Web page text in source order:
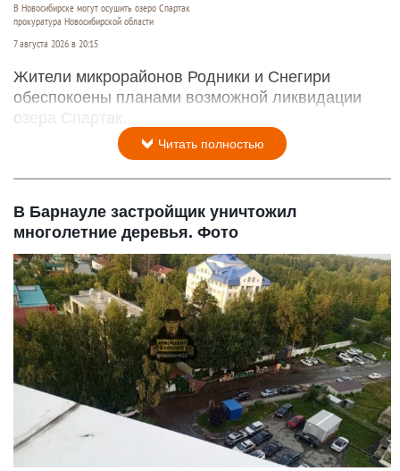
В Новосибирске могут осушить озеро Спартак
прокуратура Новосибирской области
7 августа 2026 в 20:15
Жители микрорайонов Родники и Снегири
обеспокоены планами возможной ликвидации
озера Спартак.
Читать полностью
В Барнауле застройщик уничтожил
многолетние деревья. Фото